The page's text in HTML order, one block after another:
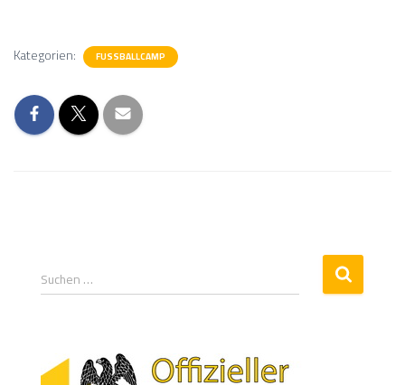
Kategorien: FUSSBALLCAMP
Suchen …